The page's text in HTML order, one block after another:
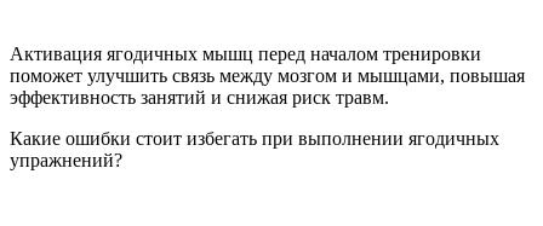
Активация ягодичных мышц перед началом тренировки
поможет улучшить связь между мозгом и мышцами, повышая
эффективность занятий и снижая риск травм.
Какие ошибки стоит избегать при выполнении ягодичных
упражнений?